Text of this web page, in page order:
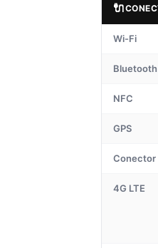
🔌
Wi-Fi
Bluetooth
NFC
GPS
Conector
4G LTE